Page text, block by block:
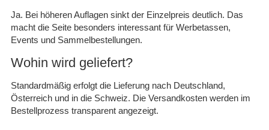
Ja. Bei höheren Auflagen sinkt der Einzelpreis deutlich. Das
macht die Seite besonders interessant für Werbetassen,
Events und Sammelbestellungen.
Wohin wird geliefert?
Standardmäßig erfolgt die Lieferung nach Deutschland,
Österreich und in die Schweiz. Die Versandkosten werden im
Bestellprozess transparent angezeigt.